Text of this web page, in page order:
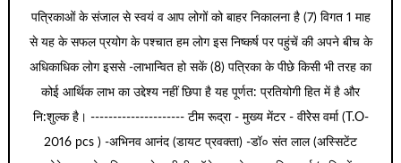
पत्रिकाओं के संजाल से स्वयं व आप लोगों को बाहर निकालना है (7) विगत 1 माह
से यह के सफल प्रयोग के पश्चात हम लोग इस निष्कर्ष पर पहुंचें की अपने बीच के
अधिकाधिक लोग इससे -लाभान्वित हो सकें (8) पत्रिका के पीछे किसी भी तरह का
कोई आर्थिक लाभ का उद्देश्य नहीं छिपा है यह पूर्णत: प्रतियोगी हित में है और
नि:शुल्क है। --------------------- टीम रूद्रा - मुख्य मेंटर - वीरेेस वर्मा (T.O-
2016 pcs ) -अभिनव आनंद (डायट प्रवक्ता) -डॉ० संत लाल (अस्सिटेंट